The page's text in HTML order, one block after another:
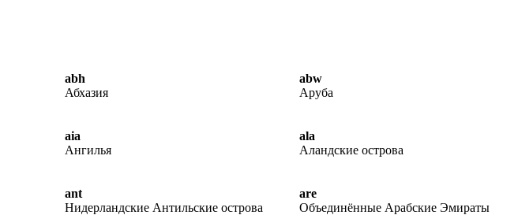
abh
Абхазия
abw
Аруба
aia
Ангилья
ala
Аландские острова
ant
Нидерландские Антильские острова
are
Объединённые Арабские Эмираты